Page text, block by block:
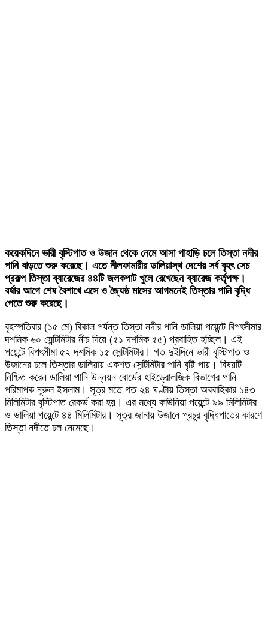
কয়েকদিনে ভারী বৃস্টিপাত ও উজান থেকে নেমে আসা পাহাড়ি ঢলে তিস্তা নদীর
পানি বাড়তে শুরু করেছে। এতে নীলফামারীর ডালিয়াস্থ দেশের সর্ব বৃহৎ সেচ
প্রকল্প তিস্তা ব্যারেজের ৪৪টি জলকপাট খুলে রেখেছেন ব্যারেজ কর্তৃপক্ষ।
বর্ষার আগে শেষ বৈশাখে এসে ও জ্যৈষ্ঠ মাসের আগমনেই তিস্তার পানি বৃদ্ধি
পেতে শুরু করেছে।
বৃহস্পতিবার (১৫ মে) বিকাল পর্যন্ত তিস্তা নদীর পানি ডালিয়া পয়েন্টে বিপৎসীমার
দশমিক ৬০ সেন্টিমিটার নীচ দিয়ে (৫১ দশমিক ৫৫) প্রবাহিত হচ্ছিল। এই
পয়েন্টে বিপৎসীমা ৫২ দশমিক ১৫ সেন্টিমিটার। গত দুইদিনে ভারী বৃস্টিপাত ও
উজানের ঢলে তিস্তার ডালিয়ায় একশত সেন্টিমিটার পানি বৃষ্টি পায়। বিষয়টি
নিশ্চিত করেন ডালিয়া পানি উন্নয়ন বোর্ডের হাইড্রোলজিক বিভাগের পানি
পরিমাপক নূরুল ইসলাম। সূত্র মতে গত ২৪ ঘণ্টায় তিস্তা অববাহিকার ১৪৩
মিলিমিটার বৃস্টিপাত রেকর্ড করা হয়। এর মধ্যে কাউনিয়া পয়েন্টে ৯৯ মিলিমিটার
ও ডালিয়া পয়েন্টে ৪৪ মিলিমিটার। সূত্র জানায় উজানে প্রচুর বৃদ্ধিপাতের কারণে
তিস্তা নদীতে ঢল নেমেছে।